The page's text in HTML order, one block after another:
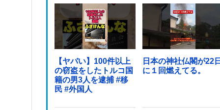
【ヤバい】100件以上
の窃盗をしたトルコ国
籍の男3人を逮捕 #移
民 #外国人
日本の神社仏閣が22
に１回燃えてる。